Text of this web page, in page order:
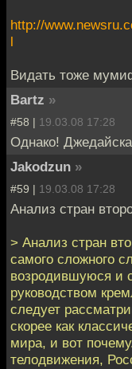
http://
l
Видать тоже
Bartz »
#58 | 19.03.08 17:28
Однако!
Jakodzun »
#59 | 19.03.08 17:28
Анализ стран
> Анализ стран
самого сложного
возродившуюся и
руководством
следует
скорее как
мира, и вот
телодвижения,